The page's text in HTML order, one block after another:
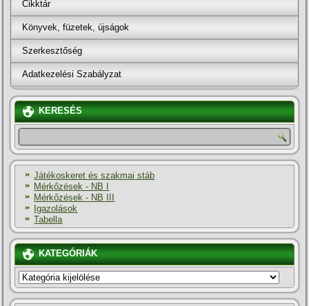
Cikktár
Könyvek, füzetek, újságok
Szerkesztőség
Adatkezelési Szabályzat
KERESÉS
Játékoskeret és szakmai stáb
Mérkőzések - NB I
Mérkőzések - NB III
Igazolások
Tabella
KATEGÓRIÁK
KATEGÓRIÁK